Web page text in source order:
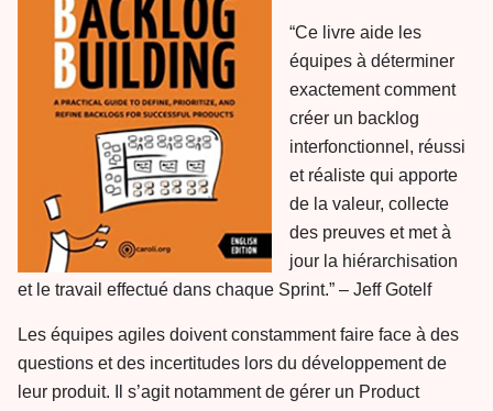
“Ce livre aide les
équipes à déterminer
exactement comment
créer un backlog
interfonctionnel, réussi
et réaliste qui apporte
de la valeur, collecte
des preuves et met à
jour la hiérarchisation
et le travail effectué dans chaque Sprint.” – Jeff Gotelf
Les équipes agiles doivent constamment faire face à des
questions et des incertitudes lors du développement de
leur produit. Il s’agit notamment de gérer un Product